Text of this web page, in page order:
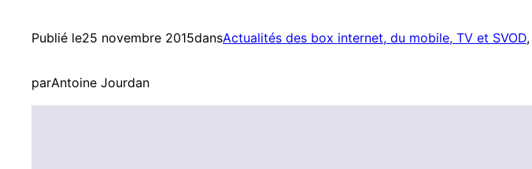
Publié le25 novembre 2015dansActualités des box internet, du mobile, TV et SVOD,
parAntoine Jourdan